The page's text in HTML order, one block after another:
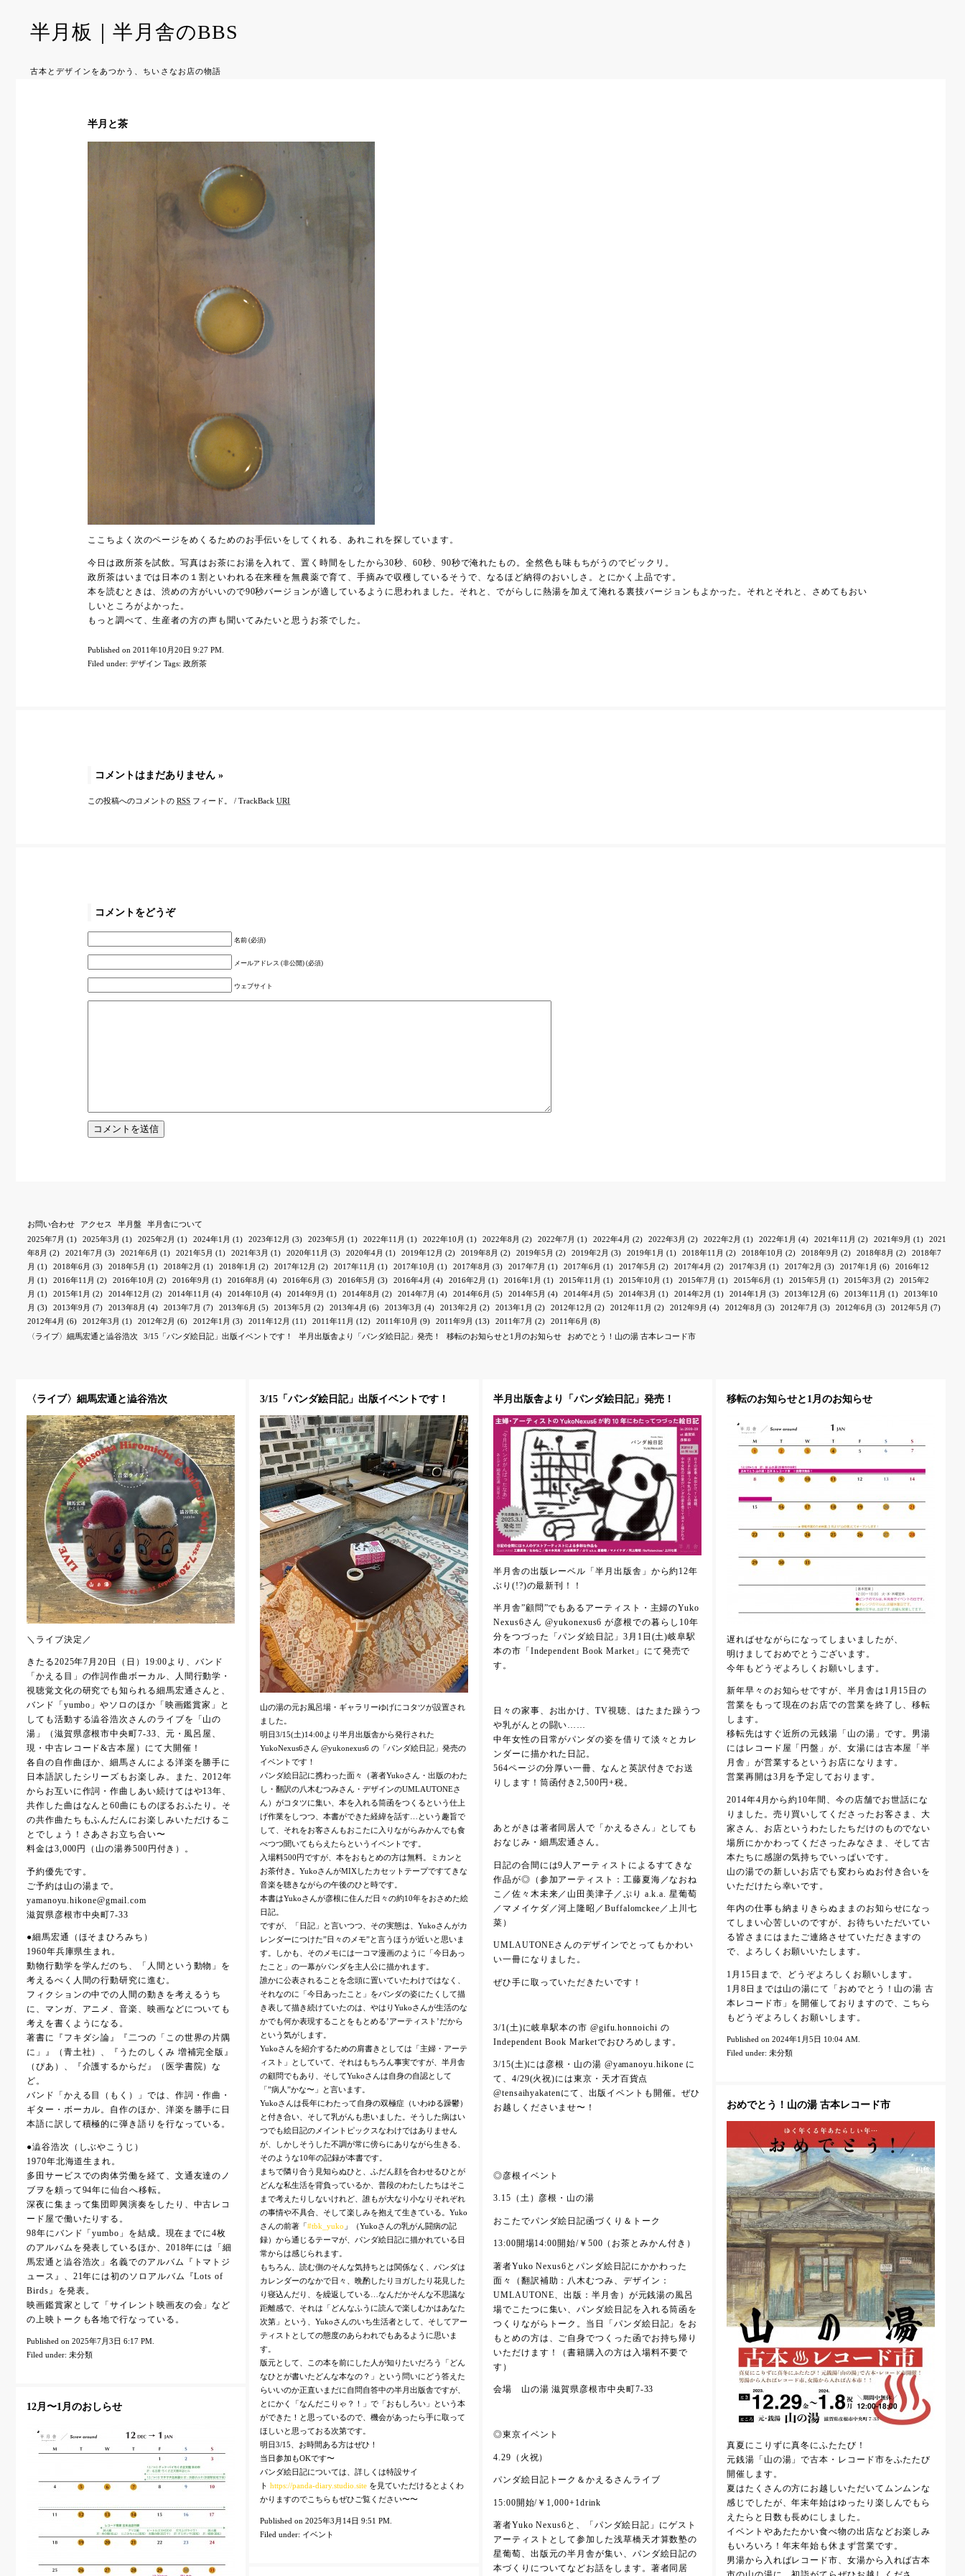
半月板｜半月舎のBBS
古本とデザインをあつかう、ちいさなお店の物語
半月と茶
ここちよく次のページをめくるためのお手伝いをしてくれる、あれこれを探しています。
今日は政所茶を試飲。写真はお茶にお湯を入れて、置く時間をしたから30秒、60秒、90秒で淹れたもの。全然色も味もちがうのでビックリ。
政所茶はいまでは日本の１割といわれる在来種を無農薬で育て、手摘みで収穫しているそうで、なるほど納得のおいしさ。とにかく上品です。
本を読むときは、渋めの方がいいので90秒バージョンが適しているように思われました。それと、でがらしに熱湯を加えて淹れる裏技バージョンもよかった。それとそれと、さめてもおい
しいところがよかった。
もっと調べて、生産者の方の声も聞いてみたいと思うお茶でした。
Published on 2011年10月20日 9:27 PM.
Filed under: デザイン Tags: 政所茶
コメントはまだありません »
この投稿へのコメントの RSS フィード。 / TrackBack URI
コメントをどうぞ
名前 (必須)
メールアドレス (非公開) (必須)
ウェブサイト
お問い合わせ アクセス 半月盤
半月舎について
2025年7月 (1) 2025年3月 (1) 2025年2月 (1) 2024年1月 (1) 2023年12月 (3) 2023年5月 (1) 2022年11月 (1) 2022年10月 (1) 2022年8月 (2) 2022年7月 (1) 2022年4月 (2) 2022年3月 (2) 2022年2月 (1) 2022年1月 (4) 2021年11月 (2) 2021年9月 (1)
2021
年8月 (2) 2021年7月 (3) 2021年6月 (1) 2021年5月 (1) 2021年3月 (1) 2020年11月 (3) 2020年4月 (1) 2019年12月 (2) 2019年8月 (2) 2019年5月 (2) 2019年2月 (3) 2019年1月 (1) 2018年11月 (2) 2018年10月 (2) 2018年9月 (2) 2018年8月 (2)
2018年7
月 (1) 2018年6月 (3) 2018年5月 (1) 2018年2月 (1) 2018年1月 (2) 2017年12月 (2) 2017年11月 (1) 2017年10月 (1) 2017年8月 (3) 2017年7月 (1) 2017年6月 (1) 2017年5月 (2) 2017年4月 (2) 2017年3月 (1) 2017年2月 (3) 2017年1月 (6)
2016年12
月 (1) 2016年11月 (2) 2016年10月 (2) 2016年9月 (1) 2016年8月 (4) 2016年6月 (3) 2016年5月 (3) 2016年4月 (4) 2016年2月 (1) 2016年1月 (1) 2015年11月 (1) 2015年10月 (1) 2015年7月 (1) 2015年6月 (1) 2015年5月 (1) 2015年3月 (2)
2015年2
月 (1) 2015年1月 (2) 2014年12月 (2) 2014年11月 (4) 2014年10月 (4) 2014年9月 (1) 2014年8月 (2) 2014年7月 (4) 2014年6月 (5) 2014年5月 (4) 2014年4月 (5) 2014年3月 (1) 2014年2月 (1) 2014年1月 (3) 2013年12月 (6) 2013年11月 (1)
2013年10
月 (3) 2013年9月 (7) 2013年8月 (4) 2013年7月 (7) 2013年6月 (5) 2013年5月 (2) 2013年4月 (6) 2013年3月 (4) 2013年2月 (2) 2013年1月 (2) 2012年12月 (2) 2012年11月 (2) 2012年9月 (4) 2012年8月 (3) 2012年7月 (3) 2012年6月 (3) 2012年5月 (7)
2012年4月 (6) 2012年3月 (1) 2012年2月 (6) 2012年1月 (3) 2011年12月 (11) 2011年11月 (12) 2011年10月 (9) 2011年9月 (13) 2011年7月 (2) 2011年6月 (8)
〈ライブ〉細馬宏通と澁谷浩次
3/15「パンダ絵日記」出版イベントです！ 半月出版舎より「パンダ絵日記」発売！ 移転のお知らせと1月のお知らせ おめでとう！山の湯 古本レコード市
〈ライブ〉細馬宏通と澁谷浩次
＼ライブ決定／
きたる2025年7月20日（日）19:00より、バンド
「かえる目」の作詞作曲ボーカル、人間行動学・
視聴覚文化の研究でも知られる細馬宏通さんと、
バンド「yumbo」やソロのほか「映画鑑賞家」と
しても活動する澁谷浩次さんのライブを「山の
湯」（滋賀県彦根市中央町7-33、元・風呂屋、
現・中古レコード&古本屋）にて大開催！
各自の自作曲ほか、細馬さんによる洋楽を勝手に
日本語訳したシリーズもお楽しみ。また、2012年
からお互いに作詞・作曲しあい続けてはや13年、
共作した曲はなんと60曲にものぼるおふたり。そ
の共作曲たちもふんだんにお楽しみいただけるこ
とでしょう！さあさお立ち合い〜
料金は3,000円（山の湯券500円付き）。
予約優先です。
ご予約は山の湯まで。
yamanoyu.hikone@gmail.com
滋賀県彦根市中央町7-33
●細馬宏通（ほそまひろみち）
1960年兵庫県生まれ。
動物行動学を学んだのち、「人間という動物」を
考えるべく人間の行動研究に進む。
フィクションの中での人間の動きを考えるうち
に、マンガ、アニメ、音楽、映画などについても
考えを書くようになる。
著書に『フキダシ論』『二つの「この世界の片隅
に」』（青土社）、『うたのしくみ 増補完全版』
（ぴあ）、『介護するからだ』（医学書院）な
ど。
バンド「かえる目（もく）」では、作詞・作曲・
ギター・ボーカル。自作のほか、洋楽を勝手に日
本語に訳して積極的に弾き語りを行なっている。
●澁谷浩次（しぶやこうじ）
1970年北海道生まれ。
多田サービスでの肉体労働を経て、文通友達のノ
ブヲを頼って94年に仙台へ移転。
深夜に集まって集団即興演奏をしたり、中古レコ
ード屋で働いたりする。
98年にバンド「yumbo」を結成。現在までに4枚
のアルバムを発表しているほか、2018年には「細
馬宏通と澁谷浩次」名義でのアルバム『トマトジ
ュース』、21年には初のソロアルバム『Lots of
Birds』を発表。
映画鑑賞家として「サイレント映画友の会」など
の上映トークも各地で行なっている。
Published on 2025年7月3日 6:17 PM.
Filed under: 未分類
3/15「パンダ絵日記」出版イベントです！
山の湯の元お風呂場・ギャラリーゆげにコタツが設置され
ました。
明日3/15(土)14:00より半月出版舎から発行された
YukoNexus6さん @yukonexus6 の「パンダ絵日記」発売の
イベントです！
パンダ絵日記に携わった面々（著者Yukoさん・出版のわた
し・翻訳の八木むつみさん・デザインのUMLAUTONEさ
ん）がコタツに集い、本を入れる筒函をつくるという仕上
げ作業をしつつ、本書ができた経緯を話す…という趣旨で
して、それをお客さんもおこたに入りながらみかんでも食
べつつ聞いてもらえたらというイベントです。
入場料500円ですが、本をおもとめの方は無料。ミカンと
お茶付き。YukoさんがMIXしたカセットテープですてきな
音楽を聴きながらの午後のひと時です。
本書はYukoさんが彦根に住んだ日々の約10年をおさめた絵
日記。
ですが、「日記」と言いつつ、その実態は、Yukoさんがカ
レンダーにつけた”日々のメモ”と言うほうが近いと思いま
す。しかも、そのメモには一コマ漫画のように「今日あっ
たこと」の一幕がパンダを主人公に描かれます。
誰かに公表されることを念頭に置いていたわけではなく、
それなのに「今日あったこと」をパンダの姿にたくして描
き表して描き続けていたのは、やはりYukoさんが生活のな
かでも何か表現することをもとめる’アーティスト’だから
という気がします。
Yukoさんを紹介するための肩書きとしては「主婦・アーテ
ィスト」としていて、それはもちろん事実ですが、半月舎
の顧問でもあり、そしてYukoさんは自身の自認として
「”病人”かな〜」と言います。
Yukoさんは長年にわたって自身の双極症（いわゆる躁鬱）
と付き合い、そして乳がんも患いました。そうした病はい
つでも絵日記のメイントピックスなわけではありません
が、しかしそうした不調が常に傍らにありながら生きる、
そのような10年の記録が本書です。
まちで隣り合う見知らぬひと、ふだん顔を合わせるひとが
どんな私生活を背負っているか、普段のわたしたちはそこ
まで考えたりしないけれど、誰もが大なり小なりそれぞれ
の事情や不具合、そして楽しみを抱えて生きている。Yuko
さんの前著「#tbk_yuko 」（Yukoさんの乳がん闘病の記
録）から通じるテーマが、パンダ絵日記に描かれている日
常からは感じられます。
もちろん、読む側のそんな気持ちとは関係なく、パンダは
カレンダーのなかで日々、晩酌したりヨガしたり花見した
り寝込んだり、を繰返している…なんだかそんな不思議な
距離感で、それは「どんなふうに読んで楽しむかはあなた
次第」という、Yukoさんのいち生活者として、そしてアー
ティストとしての態度のあらわれでもあるように思いま
す。
版元として、この本を前にした人が知りたいだろう「どん
なひとが書いたどんな本なの？」という問いにどう答えた
らいいのか正直いまだに自問自答中の半月出版舎ですが、
とにかく「なんだこりゃ？！」で「おもしろい」という本
ができた！と思っているので、機会があったら手に取って
ほしいと思っておる次第です。
明日3/15、お時間ある方はぜひ！
当日参加もOKです〜
パンダ絵日記については、詳しくは特設サイ
ト https://panda-diary.studio.site を見ていただけるとよくわ
かりますのでこちらもぜひご覧ください〜〜
Published on 2025年3月14日 9:51 PM.
Filed under: イベント
半月出版舎より「パンダ絵日記」発売！
半月舎の出版レーベル「半月出版舎」から約12年
ぶり(!?)の最新刊！！
半月舎”顧問”でもあるアーティスト・主婦のYuko
Nexus6さん @yukonexus6 が彦根での暮らし10年
分をつづった「パンダ絵日記」3月1日(土)岐阜駅
本の市「Independent Book Market」にて発売で
す。
日々の家事、お出かけ、TV視聴、はたまた躁うつ
や乳がんとの闘い……
中年女性の日常がパンダの姿を借りて淡々とカレ
ンダーに描かれた日記。
564ページの分厚い一冊、なんと英訳付きでお送
りします！筒函付き2,500円+税。
あとがきは著者同居人で「かえるさん」としても
おなじみ・細馬宏通さん。
日記の合間には9人アーティストによるすてきな
作品が◎（参加アーティスト：工藤夏海／なおね
こ／佐々木未来／山田美津子／ぷり a.k.a. 星葡萄
／マメイケダ／河上隆昭／Buffalomckee／上川七
菜）
UMLAUTONEさんのデザインでとってもかわい
い一冊になりました。
ぜひ手に取っていただきたいです！
3/1(土)に岐阜駅本の市 @gifu.honnoichi の
Independent Book Marketでおひろめします。
3/15(土)には彦根・山の湯 @yamanoyu.hikone に
て、4/29(火祝)には東京・天才百貨点
@tensaihyakatenにて、出版イベントも開催。ぜひ
お越しくださいませ〜！
◎彦根イベント
3.15（土）彦根・山の湯
おこたでパンダ絵日記函づくり＆トーク
13:00開場14:00開始/￥500（お茶とみかん付き）
著者Yuko Nexus6とパンダ絵日記にかかわった
面々（翻訳補助：八木むつみ、デザイン：
UMLAUTONE、出版：半月舎）が元銭湯の風呂
場でこたつに集い、パンダ絵日記を入れる筒函を
つくりながらトーク。当日「パンダ絵日記」をお
もとめの方は、ご自身でつくった函でお持ち帰り
いただけます！（書籍購入の方は入場料不要で
す）
会場 山の湯 滋賀県彦根市中央町7-33
◎東京イベント
4.29（火祝）
パンダ絵日記トーク＆かえるさんライブ
15:00開始/￥1,000+1drink
著者Yuko Nexus6と、「パンダ絵日記」にゲスト
アーティストとして参加した浅草橋天才算数塾の
星葡萄、出版元の半月舎が集い、パンダ絵日記の
本づくりについてなどお話をします。著者同居
移転のお知らせと1月のお知らせ
遅ればせながらになってしまいましたが、
明けましておめでとうございます。
今年もどうぞよろしくお願いします。
新年早々のお知らせですが、半月舎は1月15日の
営業をもって現在のお店での営業を終了し、移転
します。
移転先はすぐ近所の元銭湯「山の湯」です。男湯
にはレコード屋「円盤」が、女湯には古本屋「半
月舎」が営業するというお店になります。
営業再開は3月を予定しております。
2014年4月から約10年間、今の店舗でお世話にな
りました。売り買いしてくださったお客さま、大
家さん、お店というわたしたちだけのものでない
場所にかかわってくださったみなさま、そして古
本たちに感謝の気持ちでいっぱいです。
山の湯での新しいお店でも変わらぬお付き合いを
いただけたら幸いです。
年内の仕事も納まりきらぬままのお知らせになっ
てしまい心苦しいのですが、お待ちいただいてい
る皆さまにはまたご連絡させていただきますの
で、よろしくお願いいたします。
1月15日まで、どうぞよろしくお願いします。
1月8日までは山の湯にて「おめでとう！山の湯 古
本レコード市」を開催しておりますので、こちら
もどうぞよろしくお願いします。
Published on 2024年1月5日 10:04 AM.
Filed under: 未分類
おめでとう！山の湯 古本レコード市
真夏にこりずに真冬にふたたび！
元銭湯「山の湯」で古本・レコード市をふたたび
開催します。
夏はたくさんの方にお越しいただいてムンムンな
感じでしたが、年末年始はゆったり楽しんでもら
えたらと日数も長めにしました。
イベントやあたたかい食べ物の出店などお楽しみ
もいろいろ！年末年始も休まず営業です。
男湯から入ればレコード市、女湯から入れば古本
市の山の湯に、初詣がてらぜひお越しくださ
12月〜1月のおしらせ